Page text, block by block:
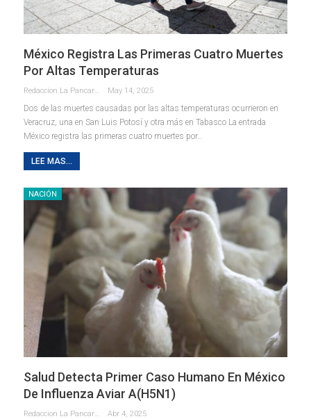
México Registra Las Primeras Cuatro Muertes
Por Altas Temperaturas
Redaccion La Pancarta De Quintana Roo May 14, 2025
Dos de las muertes causadas por las altas temperaturas ocurrieron en
Veracruz, una en San Luis Potosí y otra más en Tabasco La entrada
México registra las primeras cuatro muertes por…
LEE MAS...
NACIÓN
Salud Detecta Primer Caso Humano En México
De Influenza Aviar A(H5N1)
Abr 4, 2025